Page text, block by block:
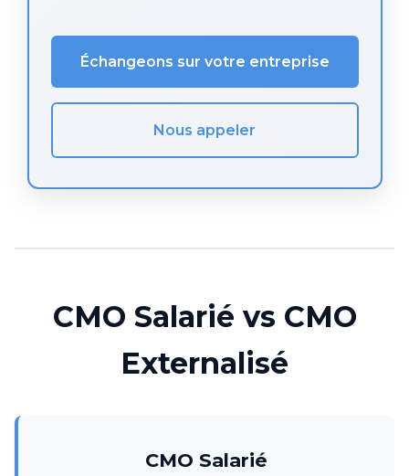
Échangeons sur votre entreprise
Nous appeler
CMO Salarié vs CMO
Externalisé
CMO Salarié